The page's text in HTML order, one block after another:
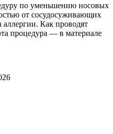
по уменьшению носовых
от сосудосуживающих
аллергии. Как проводят
процедура — в материале